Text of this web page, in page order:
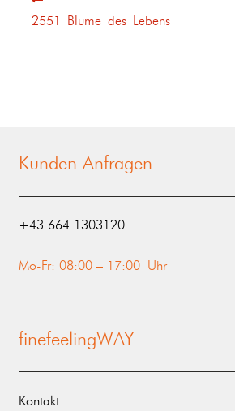
2551_Blume_des_Lebens
Kunden Anfragen
‭+43 664 1303120‬
Mo-Fr: 08:00 – 17:00 Uhr
finefeelingWAY
Kontakt